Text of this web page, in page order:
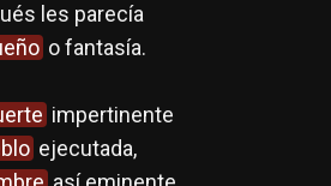
les parecía
o fantasía.
impertinente
ejecutada,